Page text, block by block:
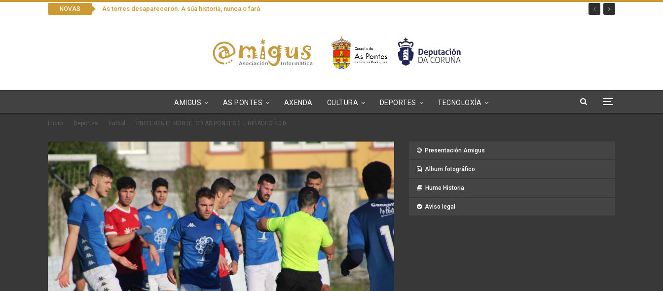
NOVAS As torres desapareceron. A súa historia, nunca o fará
AMIGUS AS PONTES AXENDA CULTURA DEPORTES TECNOLOXÍA
Inicio Deportes Futbol PREFERENTE NORTE. CD AS PONTES 0 – RIBADEO FC 0
Presentación Amigus
Album fotográfico
Hume Historia
Aviso legal